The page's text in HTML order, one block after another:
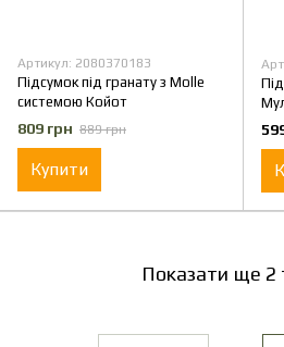
Артикул: 2080370183
Підсумок під гранату з Molle
системою Койот
809 грн 889 грн
Купити
Показати ще 2